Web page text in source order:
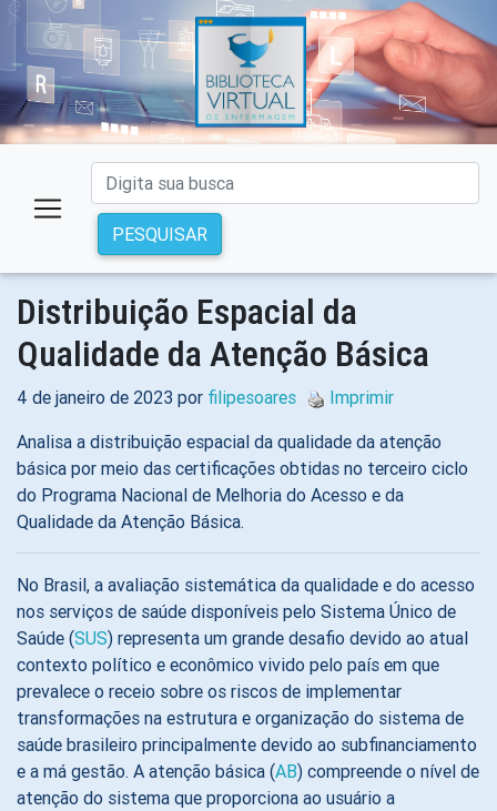
PESQUISAR
Distribuição Espacial da
Qualidade da Atenção Básica
4 de janeiro de 2023 por filipesoares
Imprimir
Analisa a distribuição espacial da qualidade da atenção
básica por meio das certificações obtidas no terceiro ciclo
do Programa Nacional de Melhoria do Acesso e da
Qualidade da Atenção Básica.
No Brasil, a avaliação sistemática da qualidade e do acesso
nos serviços de saúde disponíveis pelo Sistema Único de
Saúde (SUS) representa um grande desafio devido ao atual
contexto político e econômico vivido pelo país em que
prevalece o receio sobre os riscos de implementar
transformações na estrutura e organização do sistema de
saúde brasileiro principalmente devido ao subfinanciamento
e a má gestão. A atenção básica (AB) compreende o nível de
atenção do sistema que proporciona ao usuário a